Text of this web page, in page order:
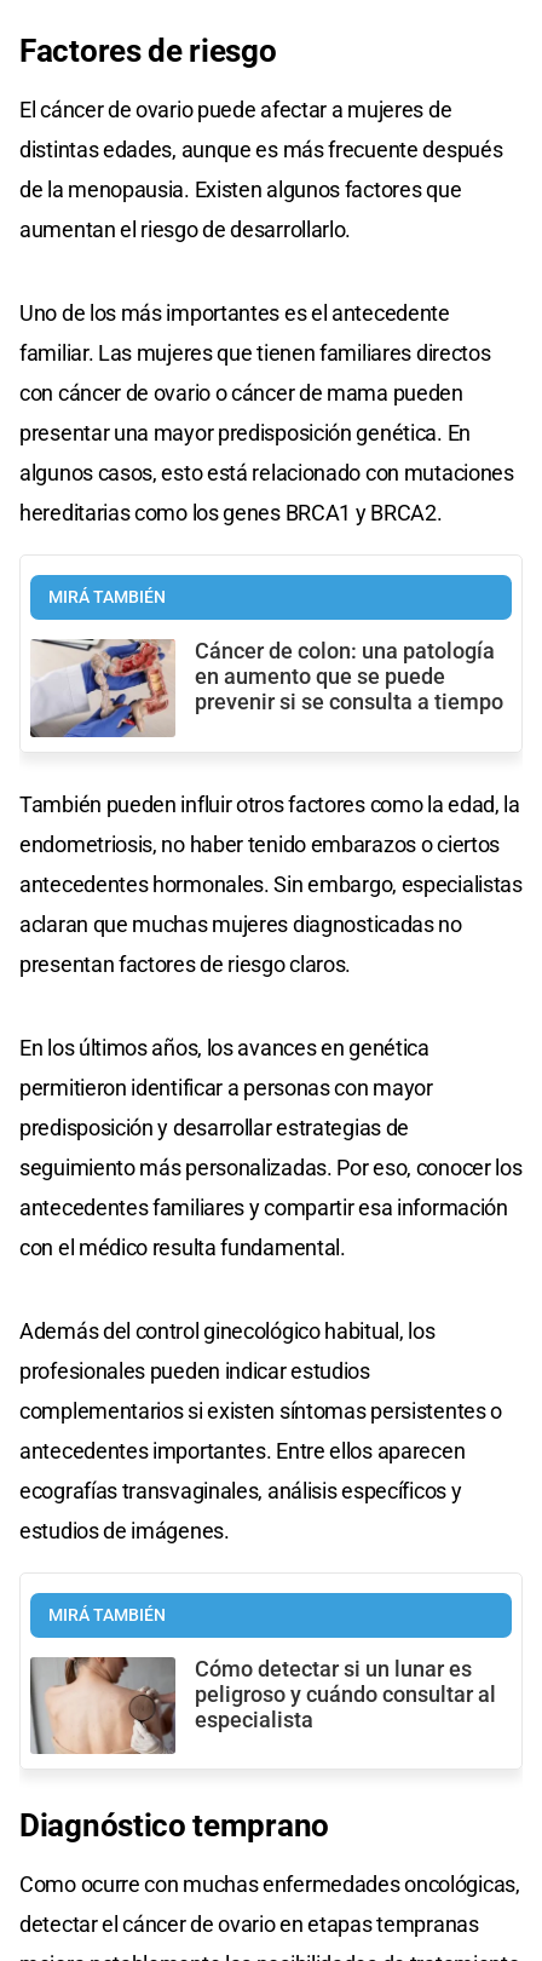
Factores de riesgo
El cáncer de ovario puede afectar a mujeres de
distintas edades, aunque es más frecuente después
de la menopausia. Existen algunos factores que
aumentan el riesgo de desarrollarlo.
Uno de los más importantes es el antecedente
familiar. Las mujeres que tienen familiares directos
con cáncer de ovario o cáncer de mama pueden
presentar una mayor predisposición genética. En
algunos casos, esto está relacionado con mutaciones
hereditarias como los genes BRCA1 y BRCA2.
MIRÁ TAMBIÉN
Cáncer de colon: una patología
en aumento que se puede
prevenir si se consulta a tiempo
También pueden influir otros factores como la edad, la
endometriosis, no haber tenido embarazos o ciertos
antecedentes hormonales. Sin embargo, especialistas
aclaran que muchas mujeres diagnosticadas no
presentan factores de riesgo claros.
En los últimos años, los avances en genética
permitieron identificar a personas con mayor
predisposición y desarrollar estrategias de
seguimiento más personalizadas. Por eso, conocer los
antecedentes familiares y compartir esa información
con el médico resulta fundamental.
Además del control ginecológico habitual, los
profesionales pueden indicar estudios
complementarios si existen síntomas persistentes o
antecedentes importantes. Entre ellos aparecen
ecografías transvaginales, análisis específicos y
estudios de imágenes.
MIRÁ TAMBIÉN
Cómo detectar si un lunar es
peligroso y cuándo consultar al
especialista
Diagnóstico temprano
Como ocurre con muchas enfermedades oncológicas,
detectar el cáncer de ovario en etapas tempranas